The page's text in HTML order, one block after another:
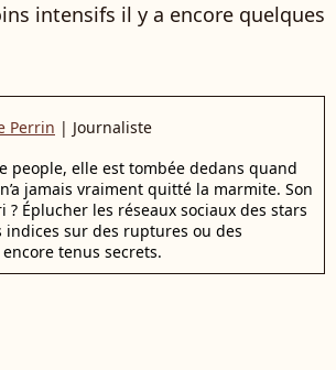
intensifs il y a encore quelques
Perrin | Journaliste
people, elle est tombée dedans quand
jamais vraiment quitté la marmite. Son
? Éplucher les réseaux sociaux des stars
sur des ruptures ou des
tenus secrets.